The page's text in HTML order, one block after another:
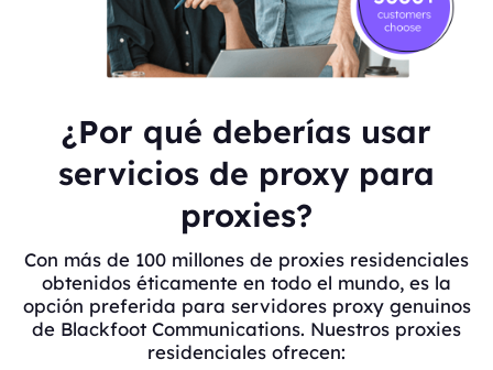
¿Por qué deberías usar
servicios de proxy para
proxies?
Con más de 100 millones de proxies residenciales
obtenidos éticamente en todo el mundo, es la
opción preferida para servidores proxy genuinos
de Blackfoot Communications. Nuestros proxies
residenciales ofrecen: